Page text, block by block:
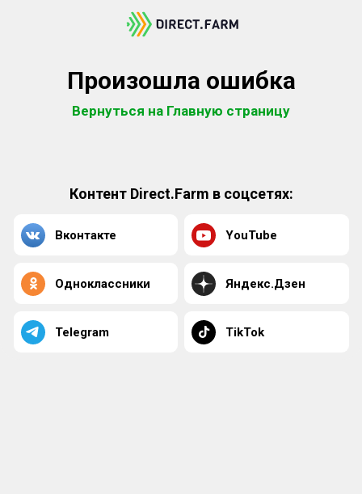
Произошла ошибка
Вернуться на Главную страницу
Контент Direct.Farm в соцсетях:
Вконтакте YouTube
Одноклассники Яндекс.Дзен
Telegram TikTok